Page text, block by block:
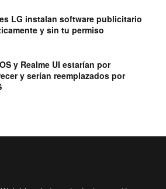
LG instalan software publicitario
y sin tu permiso
y Realme UI estarían por
y serían reemplazados por